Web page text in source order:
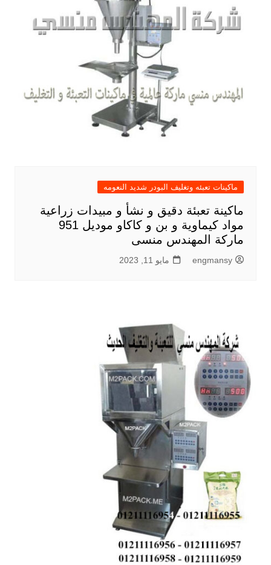
ماكينات تعبئه وتغليف البودر شديد النعومه
ماكينة تعبئة دقيق و نشأ و مبيدات زراعية
مواد كيماوية و بن و كاكاو موديل 951
ماركة المهندس منسى
engmansy مايو 11, 2023